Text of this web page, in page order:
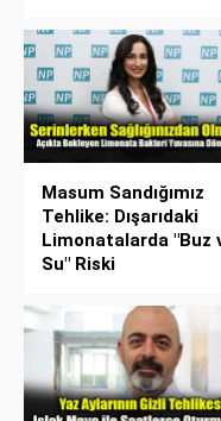
Masum Sandığımız
Tehlike: Dışarıdaki
Limonatalarda "Buz
Su" Riski